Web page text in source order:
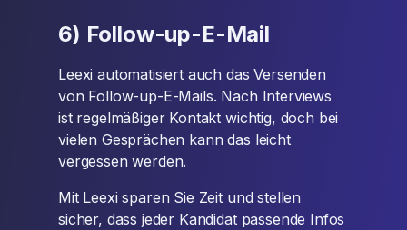
6) Follow-up-E-Mail
Leexi automatisiert auch das Versenden
von Follow-up-E-Mails. Nach Interviews
ist regelmäßiger Kontakt wichtig, doch bei
vielen Gesprächen kann das leicht
vergessen werden.
Mit Leexi sparen Sie Zeit und stellen
sicher, dass jeder Kandidat passende Infos